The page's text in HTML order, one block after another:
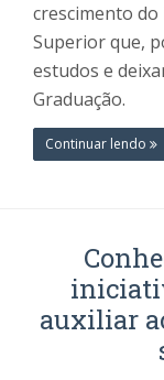
crescimento
Superior que,
estudos e
Graduação.
Continuar lendo
auxiliar